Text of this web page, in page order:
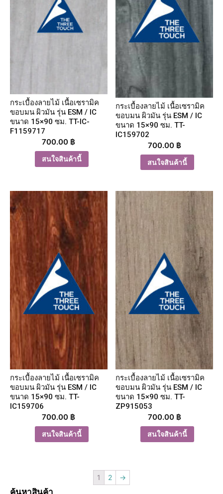
กระเบื้องลายไม้ เนื้อเซรามิค
ขอบมน ผิวมัน รุ่น ESM / IC
ขนาด 15×90 ซม. TT-IC-
F1159717
700.00 ฿
สนใจสินค้านี้
กระเบื้องลายไม้ เนื้อเซรามิค
ขอบมน ผิวมัน รุ่น ESM / IC
ขนาด 15×90 ซม. TT-
IC159702
700.00 ฿
สนใจสินค้านี้
กระเบื้องลายไม้ เนื้อเซรามิค
ขอบมน ผิวมัน รุ่น ESM / IC
ขนาด 15×90 ซม. TT-
IC159706
700.00 ฿
สนใจสินค้านี้
กระเบื้องลายไม้ เนื้อเซรามิค
ขอบมน ผิวมัน รุ่น ESM / IC
ขนาด 15×90 ซม. TT-
ZP915053
700.00 ฿
สนใจสินค้านี้
1 2 →